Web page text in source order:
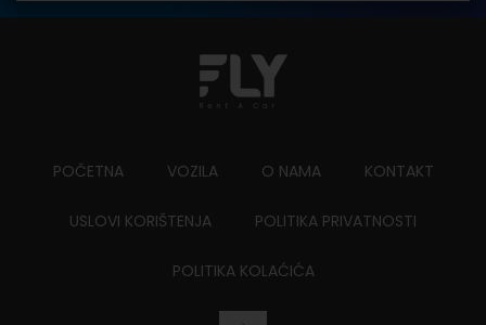
POČETNA VOZILA O NAMA KONTAKT
USLOVI KORIŠTENJA POLITIKA PRIVATNOSTI
POLITIKA KOLAĆIĆA